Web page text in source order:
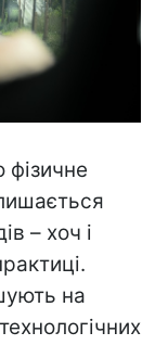
– хоч і
на